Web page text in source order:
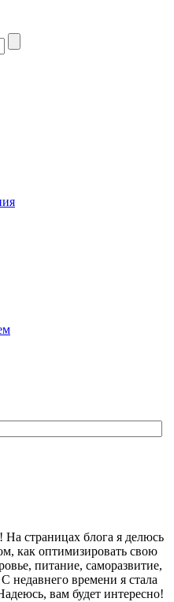
! На страницах блога я делюсь
как оптимизировать свою
питание, саморазвитие,
недавнего времени я стала
вам будет интересно!